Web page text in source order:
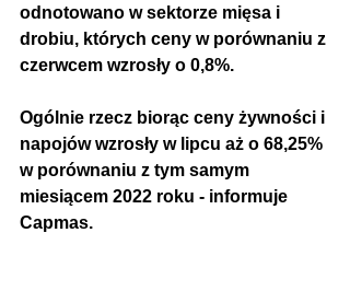
odnotowano w sektorze mięsa i
drobiu, których ceny w porównaniu z
czerwcem wzrosły o 0,8%.
Ogólnie rzecz biorąc ceny żywności i
napojów wzrosły w lipcu aż o 68,25%
w porównaniu z tym samym
miesiącem 2022 roku - informuje
Capmas.